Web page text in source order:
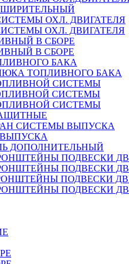
ОХЛ. ДВИГАТЕЛЯ
ОХЛ. ДВИГАТЕЛЯ
В СБОРЕ
В СБОРЕ
БАКА
ТОПЛИВНОГО БАКА
СИСТЕМЫ
СИСТЕМЫ
СИСТЕМЫ
СИСТЕМЫ ВЫПУСКА
ВЫПУСКА
ДОПОЛНИТЕЛЬНЫЙ
ПОДВЕСКИ
ПОДВЕСКИ
ПОДВЕСКИ
ПОДВЕСКИ